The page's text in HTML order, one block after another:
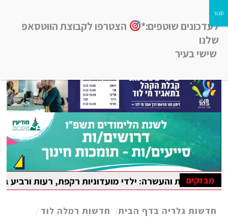
חדשות רמלה לוד, חדשות רחובות, חדשות נס-ציונה והסביבה
מבזקים
והעשרה: ילדי מועדוניות רקפת, רעות ורביע בלוד נהנו
חדשות גלריה בדף הבית/ חדשות רמלה לוד /
לעדכונים שוטפים:*
הצטרפו לקבוצת הווטסאפ
שלנו
שישי בעיר